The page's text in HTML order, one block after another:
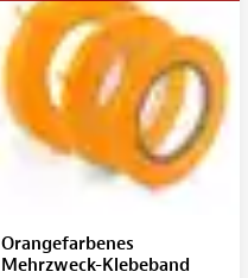
Orangefarbenes
Mehrzweck-Klebeband